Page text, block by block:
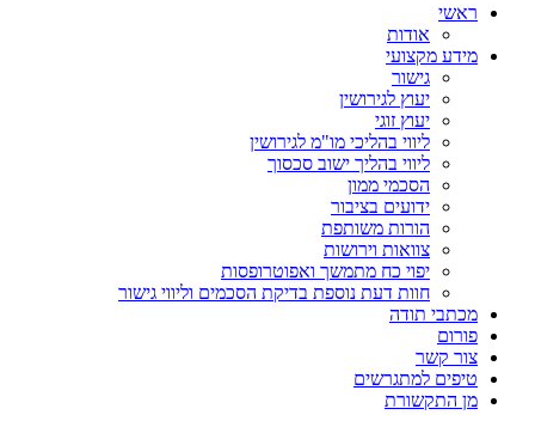
ראשי
אודות
מידע מקצועי
גישור
יעוץ לגירושין
יעוץ זוגי
ליווי בהליכי מו"מ לגירושין
ליווי בהליך ישוב סכסוך
הסכמי ממון
ידועים בציבור
הורות משותפת
צוואות וירושות
יפוי כח מתמשך ואפוטרופסות
חוות דעת נוספת בדיקת הסכמים וליווי גישור
מכתבי תודה
פורום
צור קשר
טיפים למתגרשים
מן התקשורת